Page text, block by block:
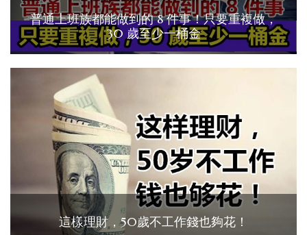
普通上班族都能做到的 8 件事！只要重複做，
30 歲至少一桶金
這樣理財，50歲不工作錢也夠花！